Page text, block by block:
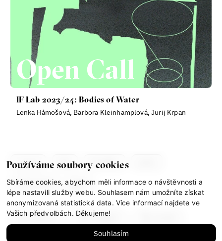
Používáme soubory cookies
Sbíráme cookies, abychom měli informace o návštěvnosti a
lépe nastavili služby webu. Souhlasem nám umožníte získat
anonymizovaná statistická data. Více informací najdete ve
Vašich předvolbách. Děkujeme!
Souhlasím
Open Call
IF Lab 2023/24: Bodies of Water
Lenka Hámošová, Barbora Kleinhamplová, Jurij Krpan
co je if tým kontakty
partnerství gdpr
facebook instagram